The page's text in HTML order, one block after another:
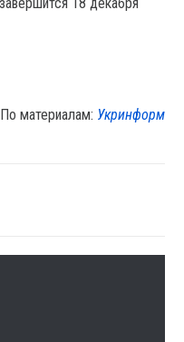
По материалам: Укринформ